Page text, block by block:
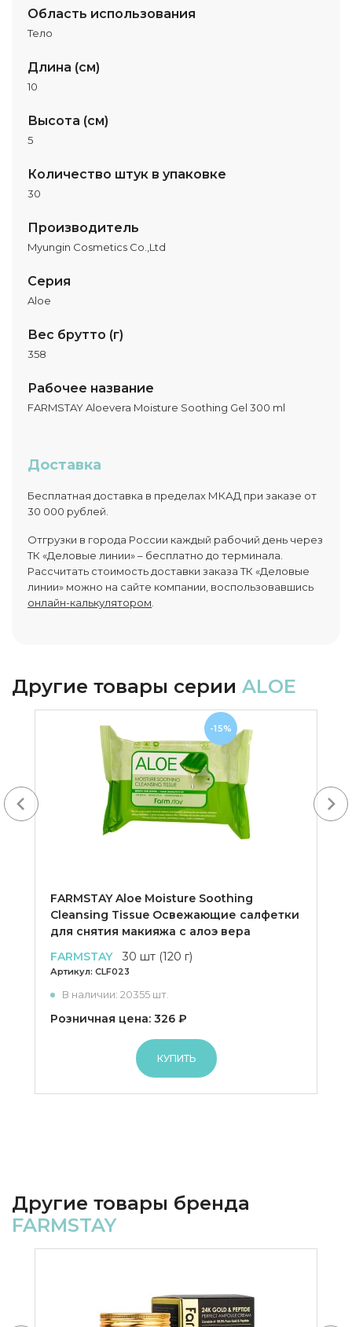
Область использования
Тело
Длина (см)
10
Высота (см)
5
Количество штук в упаковке
30
Производитель
Myungin Cosmetics Co.,Ltd
Серия
Aloe
Вес брутто (г)
358
Рабочее название
FARMSTAY Aloevera Moisture Soothing Gel 300 ml
Доставка
Бесплатная доставка в пределах МКАД при заказе от
30 000 рублей.
Отгрузки в города России каждый рабочий день через
ТК «Деловые линии» – бесплатно до терминала.
Рассчитать стоимость доставки заказа ТК «Деловые
линии» можно на сайте компании, воспользовавшись
онлайн-калькулятором
Другие товары серии ALOE
FARMSTAY Aloe Moisture Soothing
Cleansing Tissue Освежающие салфетки
для снятия макияжа с алоэ вера
FARMSTAY
30 шт (120 г)
Артикул: CLF023
В наличии: 20355 шт.
Розничная цена: 326 ₽
КУПИТЬ
-15%
Next
Другие товары бренда
FARMSTAY